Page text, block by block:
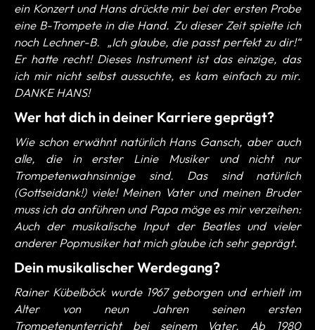
ein Konzert und Hans drückte mir bei der ersten Probe
eine B-Trompete in die Hand. Zu dieser Zeit spielte ich
noch Lechner-B. „Ich glaube, die passt perfekt zu dir!“
Er hatte recht! Dieses Instrument ist das einzige, das
ich mir nicht selbst aussuchte, es kam einfach zu mir.
DANKE HANS!
Wer hat dich in deiner Karriere geprägt?
Wie schon erwähnt natürlich Hans Gansch, aber auch
alle, die in erster Linie Musiker und nicht nur
Trompetenwahnsinnige sind. Das sind natürlich
(Gottseidank!) viele! Meinen Vater und meinen Bruder
muss ich da anführen und Papa möge es mir verzeihen:
Auch der musikalische Input der Beatles und vieler
anderer Popmusiker hat mich glaube ich sehr geprägt.
Dein musikalischer Werdegang?
Rainer Kübelböck wurde 1967 geborgen und erhielt im
Alter von neun Jahren seinen ersten
Trompetenunterricht bei seinem Vater. Ab 1980